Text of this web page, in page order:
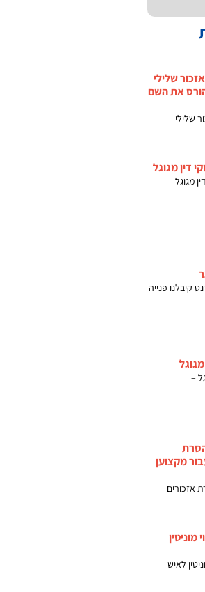
שלילי
את השם
שלילי
דין מגוגל
מגוגל
קיבלנו פנייה
–
מקצוען
אזכורים
מוניטין
לאיש